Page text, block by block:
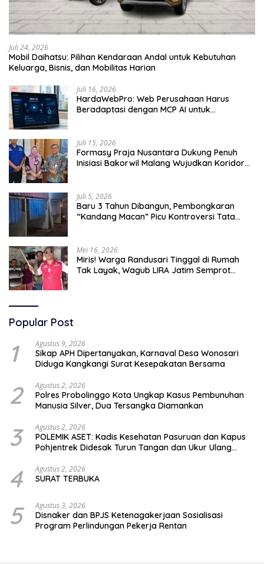
Juli 24, 2026
Mobil Daihatsu: Pilihan Kendaraan Andal untuk Kebutuhan
Keluarga, Bisnis, dan Mobilitas Harian
Juli 16, 2026
HardaWebPro: Web Perusahaan Harus
Beradaptasi dengan MCP AI untuk
Juli 15, 2026
Formasy Praja Nusantara Dukung Penuh
Inisiasi Bakorwil Malang Wujudkan Koridor
Juli 5, 2026
Baru 3 Tahun Dibangun, Pembongkaran
“Kandang Macan” Picu Kontroversi Tata
Mei 16, 2026
Miris! Warga Randusari Tinggal di Rumah
Tak Layak, Wagub LIRA Jatim Semprot
Popular Post
1 Agustus 9, 2026
Sikap APH Dipertanyakan, Karnaval Desa Wonosari
Diduga Kangkangi Surat Kesepakatan Bersama
2 Agustus 2, 2026
Polres Probolinggo Kota Ungkap Kasus Pembunuhan
Manusia Silver, Dua Tersangka Diamankan
3 Agustus 2, 2026
POLEMIK ASET: Kadis Kesehatan Pasuruan dan Kapus
Pohjentrek Didesak Turun Tangan dan Ukur Ulang
4 Agustus 2, 2026
SURAT TERBUKA
5 Agustus 3, 2026
Disnaker dan BPJS Ketenagakerjaan Sosialisasi
Program Perlindungan Pekerja Rentan